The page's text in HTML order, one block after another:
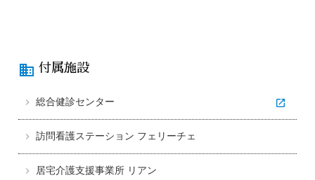
domain 付属施設
総合健診センター
訪問看護ステーション フェリーチェ
居宅介護支援事業所 リアン